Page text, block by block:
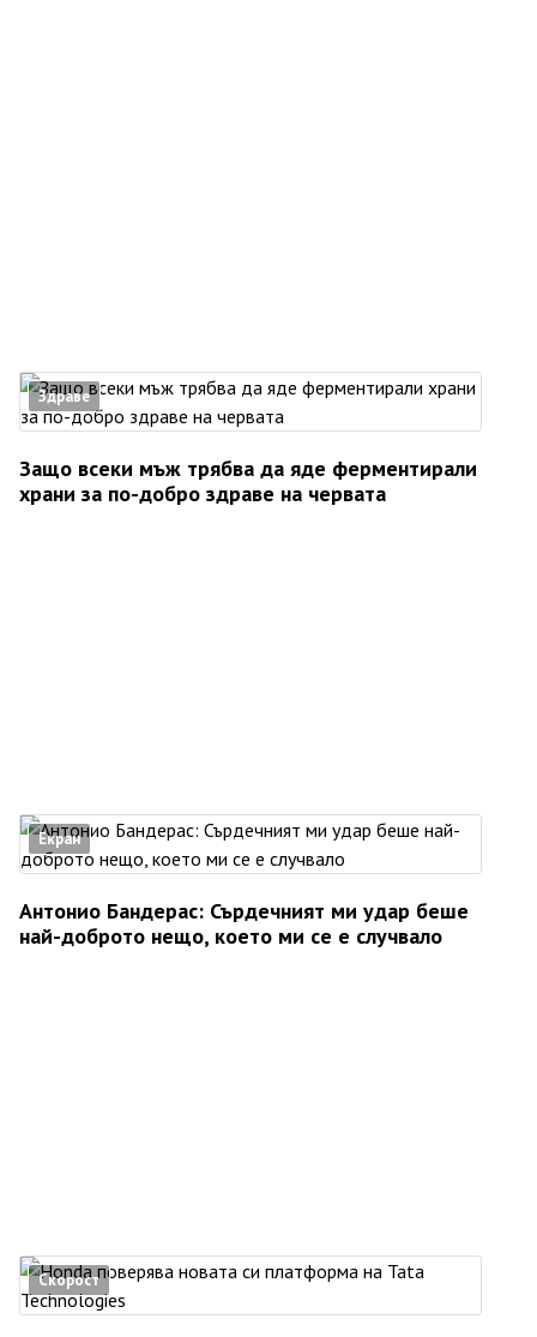
Здраве
Защо всеки мъж трябва да яде ферментирали
храни за по-добро здраве на червата
Екран
Антонио Бандерас: Сърдечният ми удар беше
най-доброто нещо, което ми се е случвало
Скорост